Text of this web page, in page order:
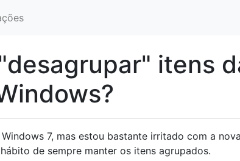
itens
7, mas estou bastante irritado com a nova
de sempre manter os itens agrupados.